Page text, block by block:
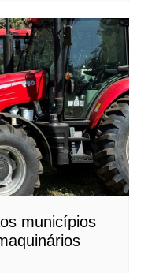
municípios